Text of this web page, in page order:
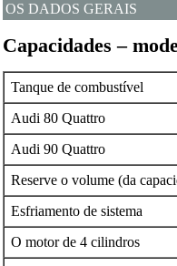
OS DADOS GERAIS
Capacidades –
Tanque de combustível
Audi 80 Quattro
Audi 90 Quattro
Reserve o volume (da
Esfriamento de sistema
O motor de 4 cilindros